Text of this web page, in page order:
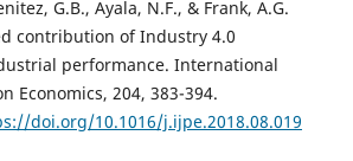
G.B., Ayala, N.F., & Frank, A.G.
contribution of Industry 4.0
performance. International
Economics, 204, 383-394.
doi.org/10.1016/j.ijpe.2018.08.019